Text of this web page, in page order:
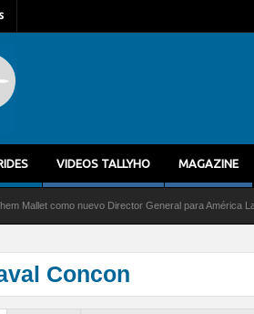
VIDEOS TALLYHO MAGAZINE
como nuevo Director General para América Latina
Concon